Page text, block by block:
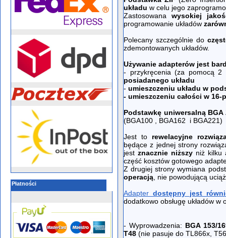
Płatności
układu w celu jego
Zastosowanawysokiej
programowanie układów
Polecany szczególnie do
zdemontowanych układów.
Używanie adapterów jest
- przykręcenia (za pomocą
posiadanego układu
- umieszczeniu układu w
- umieszczeniu całości w 16-
Podstawkę uniwersalną BGA
(BGA100 , BGA162 i BGA221)
Jest to rewelacyjne
będące z jednej strony
jest znacznie niższyniż kilku
część kosztów gotowego
Z drugiej strony wymiana
operacją , nie powodującą
Adapterdostępny jest
dodatkowo obsługę układów
- Wyprowadzenia: BGA 153/
T48 (nie pasuje do TL866x,